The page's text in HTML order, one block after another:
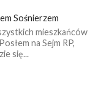
Sośnierzem
mieszkańców
na Sejm RP,
się...